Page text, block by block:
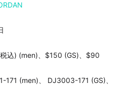
込) (men)、$150 (GS)、$90
171 (men)、 DJ3003-171 (GS)、